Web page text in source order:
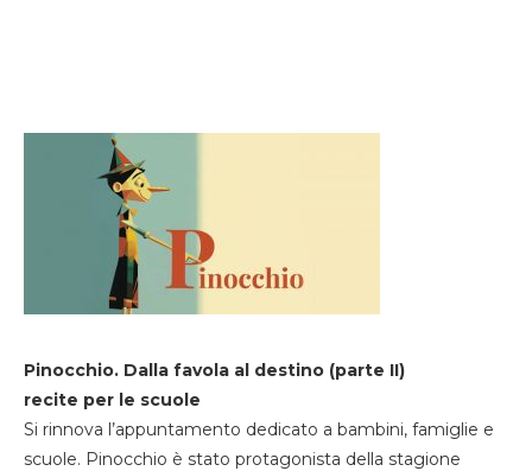
Pinocchio. Dalla favola al destino (parte II)
recite per le scuole
Si rinnova l’appuntamento dedicato a bambini, famiglie e
scuole. Pinocchio è stato protagonista della stagione